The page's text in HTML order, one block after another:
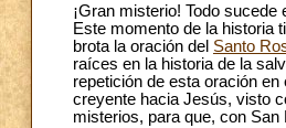
¡Gran misterio! Todo
Este momento de la historia
brota la oración del Santo
raíces en la historia de la
repetición de esta oración en
creyente hacia Jesús, visto
misterios, para que, con